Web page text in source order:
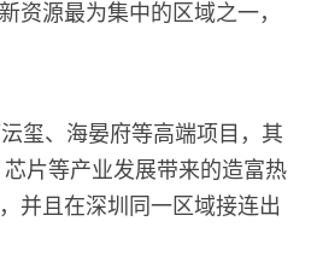
资源最为集中的区域之一，
玺、海晏府等高端项目，其
片等产业发展带来的造富热
并且在深圳同一区域接连出